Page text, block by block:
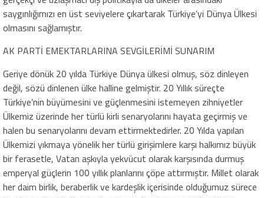
saygınlığımızı en üst seviyelere çıkartarak Türkiye’yi Dünya Ülkesi
olmasını sağlamıştır.
AK PARTİ EMEKTARLARINA SEVGİLERİMİ SUNARIM
Geriye dönük 20 yılda Türkiye Dünya ülkesi olmuş, söz dinleyen
değil, sözü dinlenen ülke halline gelmiştir. 20 Yıllık süreçte
Türkiye’nin büyümesini ve güçlenmesini istemeyen zihniyetler
Ülkemiz üzerinde her türlü kirli senaryolarını hayata geçirmiş ve
halen bu senaryolarını devam ettirmektedirler. 20 Yılda yapılan
Ülkemizi yıkmaya yönelik her türlü girişimlere karşı halkımız büyük
bir ferasetle, Vatan aşkıyla yekvücut olarak karşısında durmuş
emperyal güçlerin 100 yıllık planlarını çöpe attırmıştır. Millet olarak
her daim birlik, beraberlik ve kardeşlik içerisinde olduğumuz sürece